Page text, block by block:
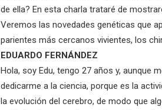
de ella? En esta charla trataré de
Veremos las novedades genéticas que
parientes más cercanos vivientes, los
EDUARDO FERNÁNDEZ
Hola, soy Edu, tengo 27 años y, aunque
dedicarme a la ciencia, porque es la
la evolución del cerebro, de modo que